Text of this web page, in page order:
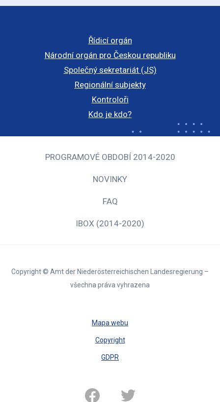
Řídicí orgán
Národní orgán pro Českou republiku
Společný sekretariát (JS)
Regionální subjekty
Kontroloři
Kdo je kdo?
PROGRAMOVÉ OBDOBÍ 2014-2020
NOVINKY
FAQ
IBOX (2014-2020)
Copyright © Amt der Niederösterreichischen Landesregierung –
všechna práva vyhrazena
Mapa webu
Copyright
GDPR